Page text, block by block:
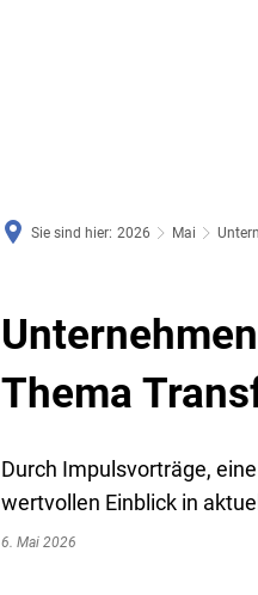
Sie sind hier: 2026 Mai
Thema
Durch Impulsvorträge,
wertvollen Einblick in
6. Mai 2026